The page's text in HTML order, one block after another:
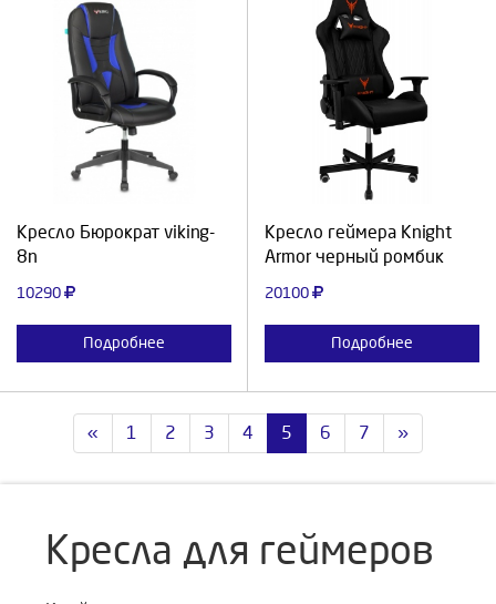
Кресло Бюрократ viking-
8n
10290
Подробнее
Выберите количество:
Кресло геймера Knight
Armor черный ромбик
20100
Подробнее
Выберите количество:
« 1 2 3 4 5 6 7 »
Кресла для геймеров